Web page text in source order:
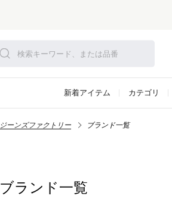
新着アイテム カテゴリ
ジーンズファクトリー ブランド一覧
ブランド一覧